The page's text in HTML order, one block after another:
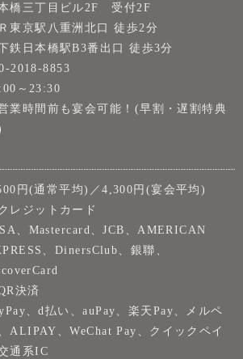
橋三丁目ビル2F 受付2F
東京駅八重洲北口 徒歩2分
鉄日本橋駅B3番出口 徒歩3分
2018-8853
～23:30
業時間前も宴会可能！(早割・遅割特典
円(通常平均)／4,300円(宴会平均)
レジットカード
、Mastercard、JCB、AMERICAN
、DinersClub、銀聯、
決済
、d払い、auPay、楽天Pay、メルペ
ALIPAY、WeChat Pay、クイックペイ
通系IC